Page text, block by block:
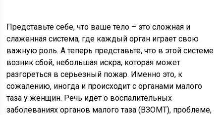
Представьте себе, что ваше тело – это сложная и
слаженная система, где каждый орган играет свою
важную роль. А теперь представьте, что в этой системе
возник сбой, небольшая искра, которая может
разгореться в серьезный пожар. Именно это, к
сожалению, иногда и происходит с органами малого
таза у женщин. Речь идет о воспалительных
заболеваниях органов малого таза (ВЗОМТ), проблеме,